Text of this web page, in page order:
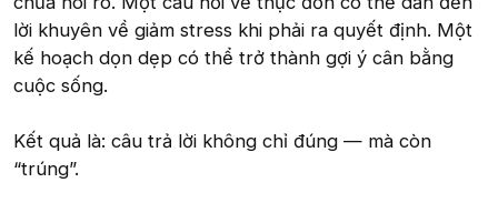
lời khuyên về giảm stress khi phải ra quyết định. Một
kế hoạch dọn dẹp có thể trở thành gợi ý cân bằng
cuộc sống.
Kết quả là: câu trả lời không chỉ đúng — mà còn
“trúng”.